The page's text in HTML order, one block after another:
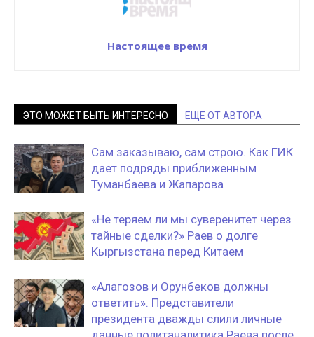
Настоящее время
ЭТО МОЖЕТ БЫТЬ ИНТЕРЕСНО ЕЩЕ ОТ АВТОРА
Сам заказываю, сам строю. Как ГИК
дает подряды приближенным
Туманбаева и Жапарова
«Не теряем ли мы суверенитет через
тайные сделки?» Раев о долге
Кыргызстана перед Китаем
«Алагозов и Орунбеков должны
ответить». Представители
президента дважды слили личные